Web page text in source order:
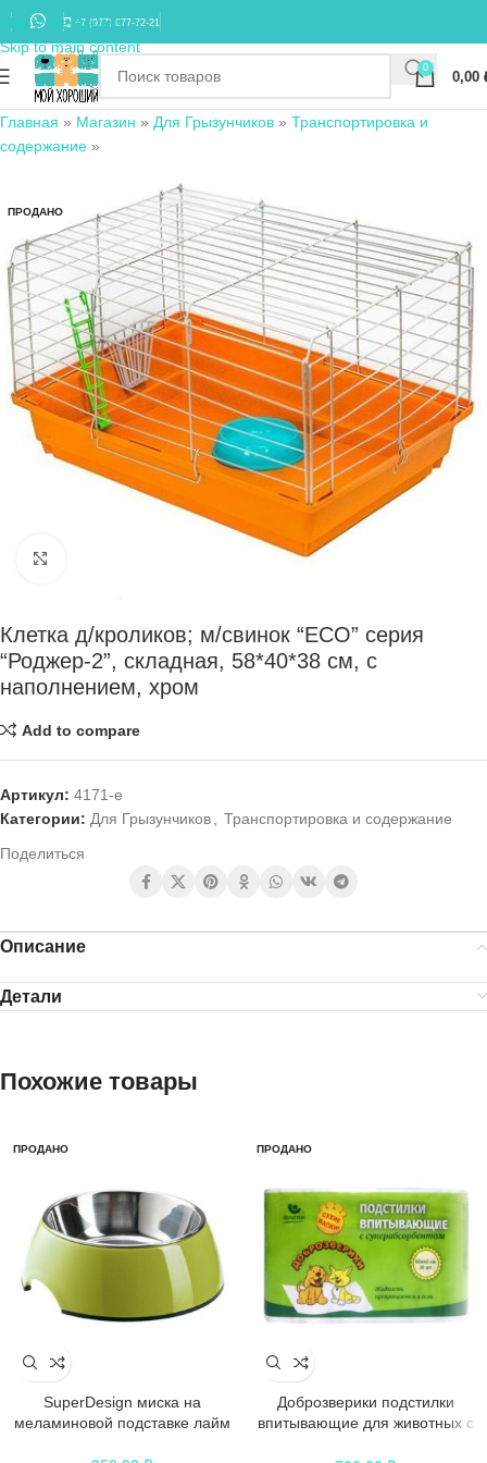
Skip to navigation
Skip to main content
+7 (977) 677-72-21
0
0,00
Главная » Магазин » Для Грызунчиков » Транспортировка и
содержание »
ПРОДАНО
Клетка д/кроликов; м/свинок “ECO” серия
“Роджер-2”, складная, 58*40*38 см, с
наполнением, хром
Add to compare
Артикул: 4171-e
Категории: Для Грызунчиков
Транспортировка и содержание
Поделиться
Описание
Детали
Похожие товары
ПРОДАНО
SuperDesign миска на
меламиновой подставке лайм
ПРОДАНО
Доброзверики подстилки
впитывающие для животных с